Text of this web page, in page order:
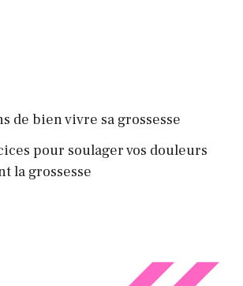
de bien vivre sa grossesse
pour soulager vos douleurs
la grossesse